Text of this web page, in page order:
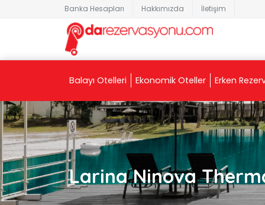
Banka Hesapları Hakkımızda İletişim
Balayı Otelleri Ekonomik Oteller Erken
Larina Ninova